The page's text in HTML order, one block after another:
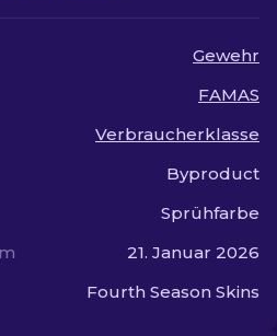
Gewehr
FAMAS
Verbraucherklasse
Byproduct
Sprühfarbe
21. Januar 2026
Fourth Season Skins